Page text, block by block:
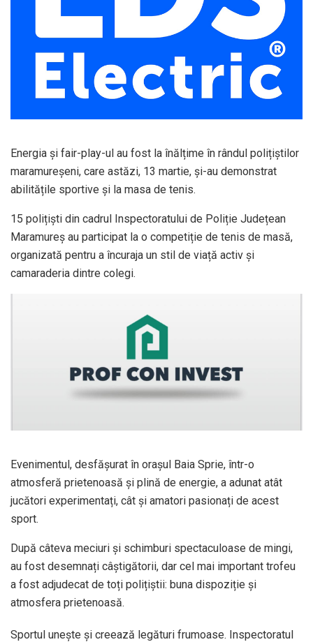
Energia și fair-play-ul au fost la înălțime în rândul polițiștilor
maramureșeni, care astăzi, 13 martie, și-au demonstrat
abilitățile sportive și la masa de tenis.
15 polițiști din cadrul Inspectoratului de Poliție Județean
Maramureș au participat la o competiție de tenis de masă,
organizată pentru a încuraja un stil de viață activ și
camaraderia dintre colegi.
Evenimentul, desfășurat în orașul Baia Sprie, într-o
atmosferă prietenoasă și plină de energie, a adunat atât
jucători experimentați, cât și amatori pasionați de acest
sport.
După câteva meciuri și schimburi spectaculoase de mingi,
au fost desemnați câștigătorii, dar cel mai important trofeu
a fost adjudecat de toți polițiștii: buna dispoziție și
atmosfera prietenoasă.
Sportul unește și creează legături frumoase. Inspectoratul